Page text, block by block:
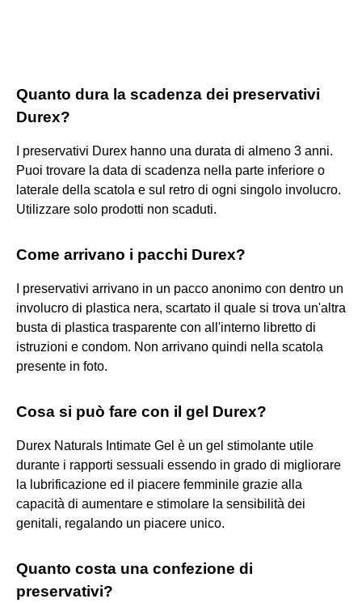
Quanto dura la scadenza dei preservativi
Durex?
I preservativi Durex hanno una durata di almeno 3 anni.
Puoi trovare la data di scadenza nella parte inferiore o
laterale della scatola e sul retro di ogni singolo involucro.
Utilizzare solo prodotti non scaduti.
Come arrivano i pacchi Durex?
I preservativi arrivano in un pacco anonimo con dentro un
involucro di plastica nera, scartato il quale si trova un'altra
busta di plastica trasparente con all'interno libretto di
istruzioni e condom. Non arrivano quindi nella scatola
presente in foto.
Cosa si può fare con il gel Durex?
Durex Naturals Intimate Gel è un gel stimolante utile
durante i rapporti sessuali essendo in grado di migliorare
la lubrificazione ed il piacere femminile grazie alla
capacità di aumentare e stimolare la sensibilità dei
genitali, regalando un piacere unico.
Quanto costa una confezione di
preservativi?